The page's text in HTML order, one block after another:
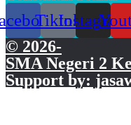
TiktokInstagram
© 2026-
SMA Negeri 2
Support by: